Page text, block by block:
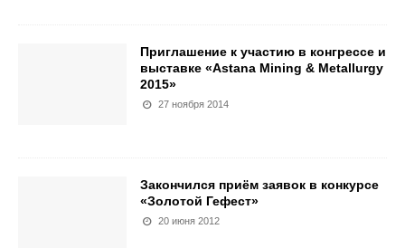
Приглашение к участию в конгрессе и
выставке «Astana Mining & Metallurgy
2015»
27 ноября 2014
Закончился приём заявок в конкурсе
«Золотой Гефест»
20 июня 2012